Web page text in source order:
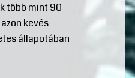
több mint 90
kevés
állapotában